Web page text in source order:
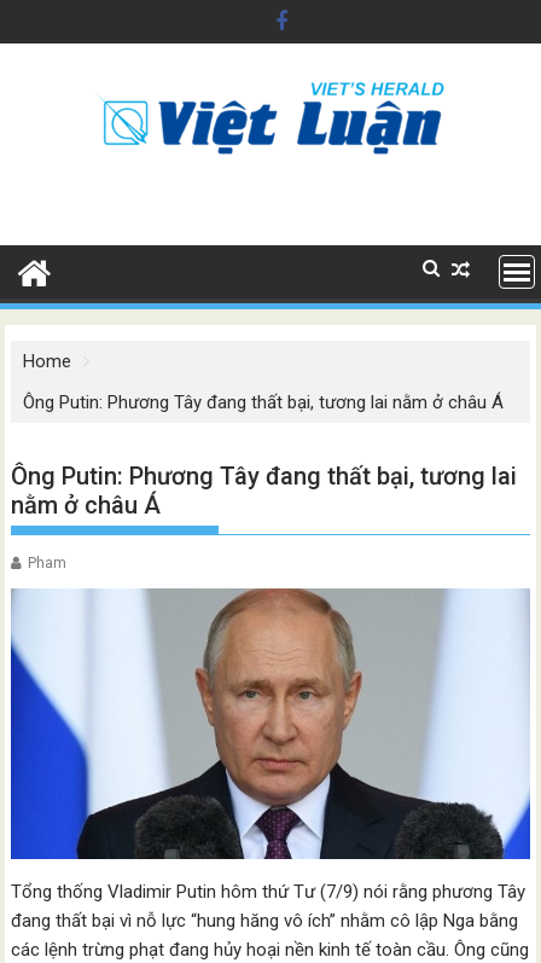
to
Home
Ông Putin: Phương Tây đang thất bại, tương lai nằm ở châu Á
Ông Putin: Phương Tây đang thất bại, tương lai
nằm ở châu Á
Pham
Tổng thống Vladimir Putin hôm thứ Tư (7/9) nói rằng phương Tây
đang thất bại vì nỗ lực “hung hăng vô ích” nhằm cô lập Nga bằng
các lệnh trừng phạt đang hủy hoại nền kinh tế toàn cầu. Ông cũng